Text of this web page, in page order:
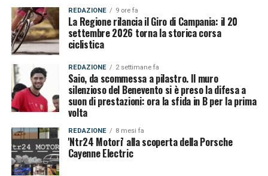
REDAZIONE 9 ore fa
La Regione rilancia il Giro di Campania: il 20
settembre 2026 torna la storica corsa
ciclistica
REDAZIONE 2 settimane fa
Saio, da scommessa a pilastro. Il muro
silenzioso del Benevento si è preso la difesa a
suon di prestazioni: ora la sfida in B per la prima
volta
REDAZIONE 8 mesi fa
'Ntr24 Motori' alla scoperta della Porsche
Cayenne Electric